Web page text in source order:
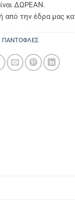
ΔΩΡΕΑΝ.
από την έδρα μας
ΠΑΝΤΟΦΛΕΣ